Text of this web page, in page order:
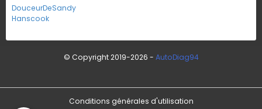
DouceurDeSandy
Hanscook
© Copyright 2019-2026 - AutoDiag94
Conditions générales d'utilisation